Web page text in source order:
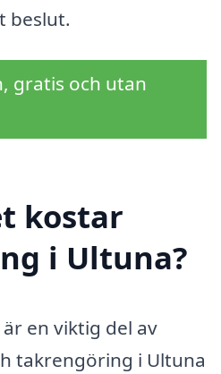
beslut.
gratis och utan
kostar
i Ultuna?
en viktig del av
takrengöring i Ultuna